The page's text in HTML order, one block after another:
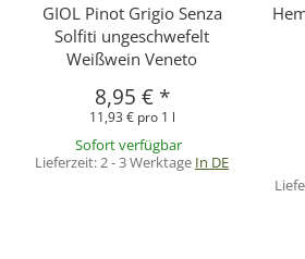
GIOL Pinot Grigio Senza
Solfiti ungeschwefelt
Weißwein Veneto
8,95 € *
11,93 € pro 1 l
Sofort verfügbar
Lieferzeit:2 - 3 Werktage In DE